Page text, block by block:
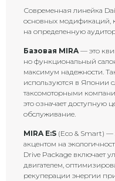
Современная линейка
основных модификаций,
на определенную
Базовая MIRA— это
но функциональный
максимум надежности.
используются в Японии
таксомоторными
это означает доступную
обслуживание.
MIRA E:S (Eco & Smart)
акцентом на
Drive Package включает
двигателем,
рекуперации энергии